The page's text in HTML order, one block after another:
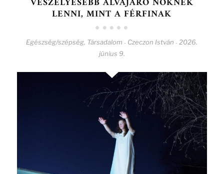
LENNI, MINT A FÉRFINAK
Egészség/szépség, Társadalom - Czeczon István - 2026.
június 9.